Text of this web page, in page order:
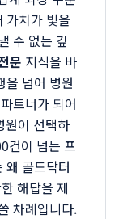
가치가 빛을
수 없는 깊
문 지식을 바
을 넘어 병원
트너가 되어
원이 선택하
건이 넘는 프
왜 골드닥터
해답을 제
차례입니다.